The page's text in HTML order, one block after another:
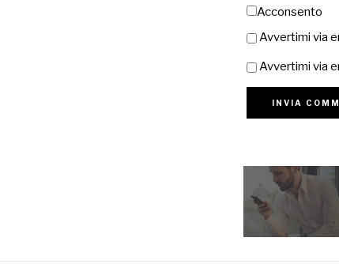
Acconsento
Avvertimi via
Avvertimi via